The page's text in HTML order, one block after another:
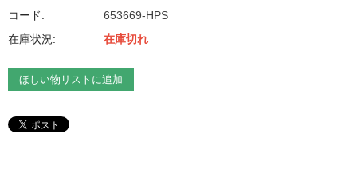
コード:
653669-HPS
在庫状況:
在庫切れ
ほしい物リストに追加